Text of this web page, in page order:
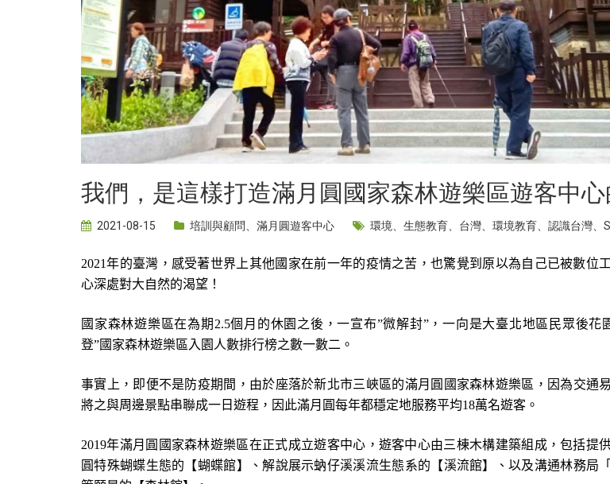
我們，是這樣打造滿月圓國家森林遊樂區遊客中心
2021-08-15 培訓與顧問 滿月圓遊客中心 環境 生態教育 台灣 環境教育 認識台灣
2021年的臺灣，感受著世界上其他國家在前一年的疫情之苦，也驚覺到原以為自己已被數位
心深處對大自然的渴望！
國家森林遊樂區在為期 2.5個月的休園之後，一宣布”微解封”，一向是大臺北地區民眾後花
登”國家森林遊樂區入園人數排行榜之數一數二。
事實上，即便不是防疫期間，由於座落於新北市三峽區的滿月圓國家森林遊樂區，因為交通
將之與周邊景點串聯成一日遊程，因此滿月圓每年都穩定地服務平均18萬名遊客。
2019年滿月圓國家森林遊樂區在正式成立遊客中心，遊客中心由三棟木構建築組成，包括提
圓特殊蝴蝶生態的【蝴蝶館】、解說展示蚋仔溪溪流生態系的【溪流館】、以及溝通林務局